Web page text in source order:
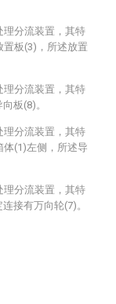
理分流装置，其特
板(3)，所述放置
理分流装置，其特
板(8)。
理分流装置，其特
(1)左侧，所述导
理分流装置，其特
接有万向轮(7)。